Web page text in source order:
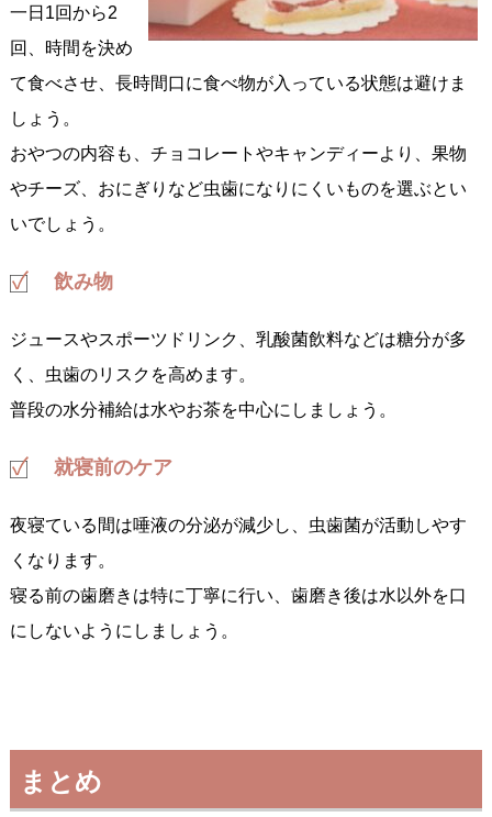
一日1回から2
回、時間を決め
て食べさせ、長時間口に食べ物が入っている状態は避けま
しょう。
おやつの内容も、チョコレートやキャンディーより、果物
やチーズ、おにぎりなど虫歯になりにくいものを選ぶとい
いでしょう。
飲み物
ジュースやスポーツドリンク、乳酸菌飲料などは糖分が多
く、虫歯のリスクを高めます。
普段の水分補給は水やお茶を中心にしましょう。
就寝前のケア
夜寝ている間は唾液の分泌が減少し、虫歯菌が活動しやす
くなります。
寝る前の歯磨きは特に丁寧に行い、歯磨き後は水以外を口
にしないようにしましょう。
まとめ